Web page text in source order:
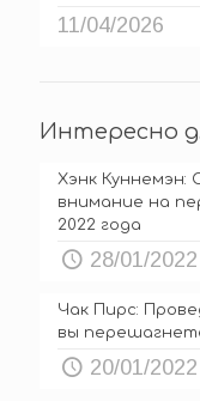
11/04/2026
Интересно
Хэнк
внимание на
2022 года
28/01/2022
Чак Пирс:
вы
20/01/2022